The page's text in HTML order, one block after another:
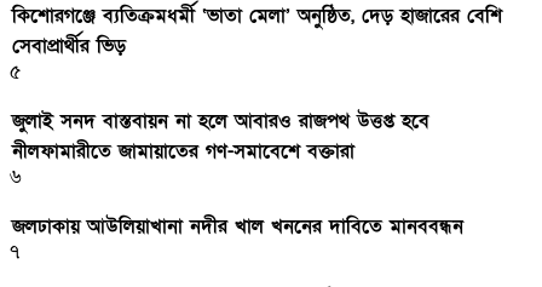
কিশোরগঞ্জে ব্যতিক্রমধর্মী ‘ভাতা মেলা’ অনুষ্ঠিত, দেড় হাজারের বেশি
সেবাপ্রার্থীর ভিড়
৫
জুলাই সনদ বাস্তবায়ন না হলে আবারও রাজপথ উত্তপ্ত হবে
নীলফামারীতে জামায়াতের গণ-সমাবেশে বক্তারা
৬
জলঢাকায় আউলিয়াখানা নদীর খাল খননের দাবিতে মানববন্ধন
৭